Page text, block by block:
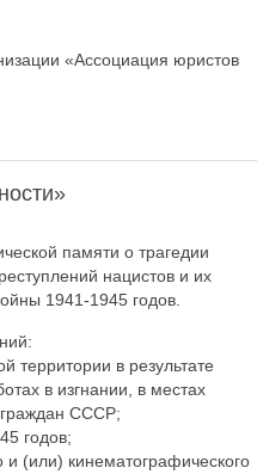
«Ассоциация юристов
памяти о трагедии
нацистов и их
1941-1945 годов.
территории в результате
в изгнании, в местах
граждан СССР;
годов;
и (или) кинематографического